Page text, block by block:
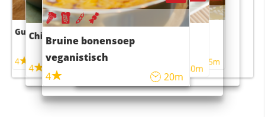
Guacamole
4
Chili con carne
4
Bruine bonensoep
veganistisch
4
20m
Sushi rijstsalade
maaltijdsalade
40m
4 55m